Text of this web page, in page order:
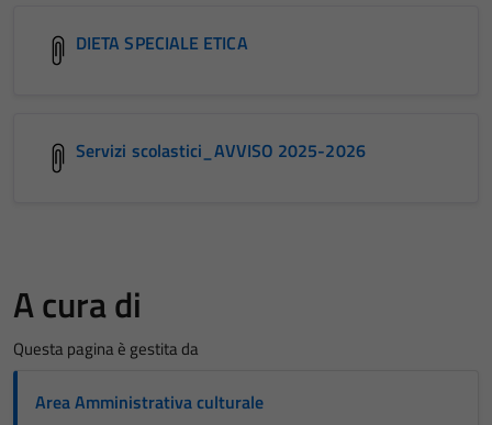
DIETA SPECIALE ETICA
Servizi scolastici_AVVISO 2025-2026
A cura di
Questa pagina è gestita da
Area Amministrativa culturale